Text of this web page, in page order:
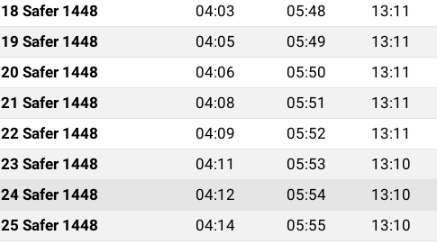
18 Safer 1448 04:03 05:48 13:11
19 Safer 1448 04:05 05:49 13:11
20 Safer 1448 04:06 05:50 13:11
21 Safer 1448 04:08 05:51 13:11
22 Safer 1448 04:09 05:52 13:11
23 Safer 1448 04:11 05:53 13:10
24 Safer 1448 04:12 05:54 13:10
25 Safer 1448 04:14 05:55 13:10